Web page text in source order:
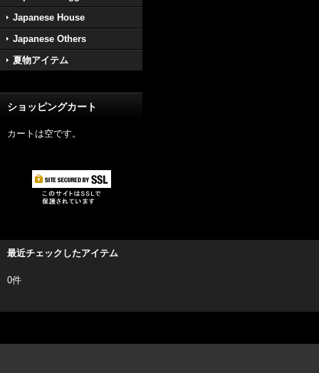
Japanese House
Japanese Others
夏物アイテム
ショッピングカート
カートは空です。
最近チェックしたアイテム
0件